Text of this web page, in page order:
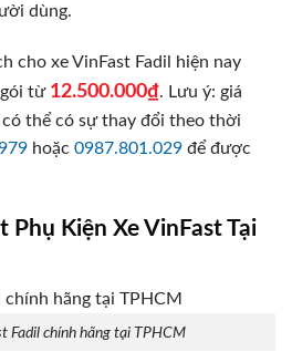
dùng.
cho xe VinFast Fadil hiện nay
từ 12.500.000₫. Lưu ý: giá
thể có sự thay đổi theo thời
hoặc 0987.801.029 để được
Phụ Kiện Xe VinFast Tại
Fadil chính hãng tại TPHCM